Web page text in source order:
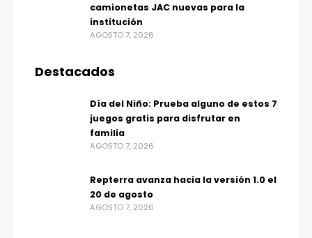
camionetas JAC nuevas para la
institución
AGOSTO 7, 2026
Destacados
Día del Niño: Prueba alguno de estos 7
juegos gratis para disfrutar en
familia
AGOSTO 7, 2026
Repterra avanza hacia la versión 1.0 el
20 de agosto
AGOSTO 7, 2026